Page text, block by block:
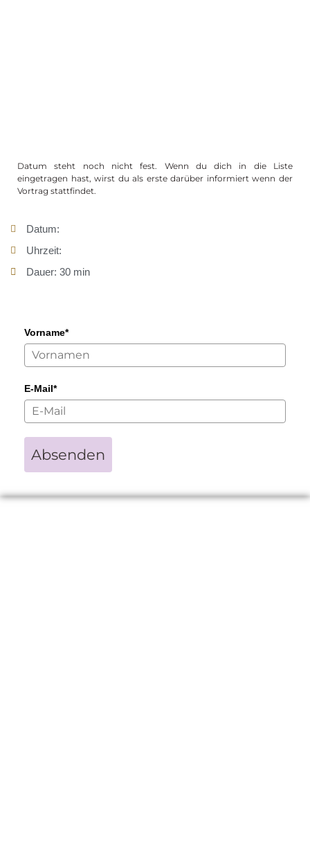
Datum steht noch nicht fest. Wenn du dich in die Liste
eingetragen hast, wirst du als erste darüber informiert wenn der
Vortrag stattfindet.
Datum:
Uhrzeit:
Dauer: 30 min
Vorname*
E-Mail*
Absenden